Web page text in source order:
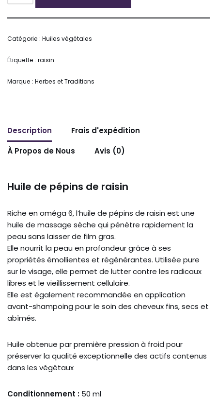
Catégorie : Huiles végétales
Étiquette : raisin
Marque : Herbes et Traditions
Description
Frais d'expédition
À Propos de Nous
Avis (0)
Huile de pépins de raisin
Riche en oméga 6, l’huile de pépins de raisin est une
huile de massage sèche qui pénètre rapidement la
peau sans laisser de film gras.
Elle nourrit la peau en profondeur grâce à ses
propriétés émollientes et régénérantes. Utilisée pure
sur le visage, elle permet de lutter contre les radicaux
libres et le vieillissement cellulaire.
Elle est également recommandée en application
avant-shampoing pour le soin des cheveux fins, secs et
abîmés.
Huile obtenue par première pression à froid pour
préserver la qualité exceptionnelle des actifs contenus
dans les végétaux
Conditionnement : 50 ml